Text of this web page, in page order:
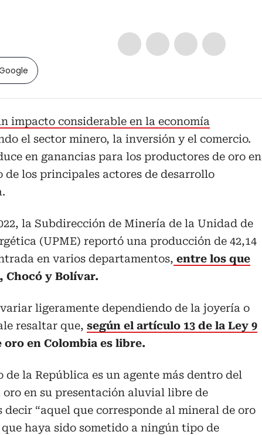
impacto considerable en la economía
el sector minero, la inversión y el comercio.
en ganancias para los productores de oro en
de los principales actores de desarrollo
la Subdirección de Minería de la Unidad de
(UPME) reportó una producción de 42,14
en varios departamentos, entre los que
, Chocó y Bolívar.
ligeramente dependiendo de la joyería o
resaltar que, según el artículo 13 de la Ley 9
oro en Colombia es libre.
de la República es un agente más dentro del
en su presentación aluvial libre de
“aquel que corresponde al mineral de oro
haya sido sometido a ningún tipo de